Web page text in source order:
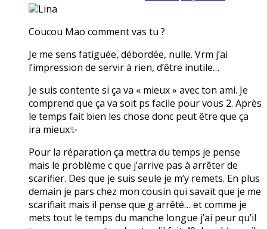
Lina
Coucou Mao comment vas tu ?
Je me sens fatiguée, débordée, nulle. Vrm j’ai
l’impression de servir à rien, d’être inutile…
Je suis contente si ça va « mieux » avec ton ami. Je
comprend que ça va soit ps facile pour vous 2. Après
le temps fait bien les chose donc peut être que ça
ira mieux✨
Pour la réparation ça mettra du temps je pense
mais le problème c que j’arrive pas à arrêter de
scarifier. Des que je suis seule je m’y remets. En plus
demain je pars chez mon cousin qui savait que je me
scarifiait mais il pense que g arrêté… et comme je
mets tout le temps du manche longue j’ai peur qu’il